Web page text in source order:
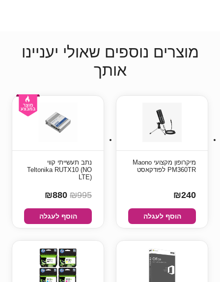
מוצרים נוספים שאולי יעניינו
אותך
מיקרופון מקצועי Maono
PM360TR לפודקאסט
₪240
הוסף לעגלה
נתב תעשייתי קווי
Teltonika RUTX10 (NO
LTE)
₪995
הוסף לעגלה